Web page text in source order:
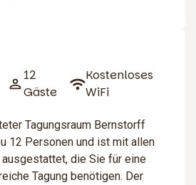
12
Gäste
Kostenloses
WiFi
Tagungsraum Bernstorff
12 Personen und ist mit allen
die Sie für eine
Tagung benötigen. Der